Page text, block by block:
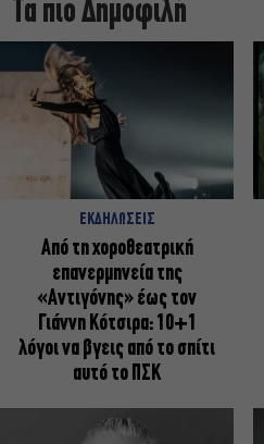
Τα πιο Δημοφιλή
ΕΚΔΗΛΩΣΕΙΣ
Από τη χοροθεατρική
επανερμηνεία της
«Αντιγόνης» έως τον
Γιάννη Κότσιρα: 10+1
λόγοι να βγεις από το σπίτι
αυτό το ΠΣΚ